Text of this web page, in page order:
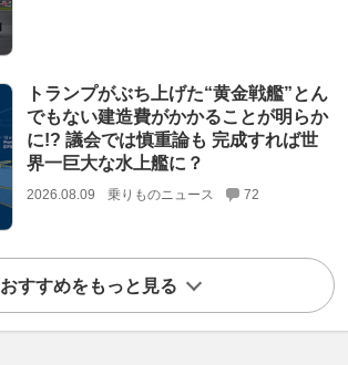
トランプがぶち上げた“黄金戦艦”とん
でもない建造費がかかることが明らか
に!? 議会では慎重論も 完成すれば世
界一巨大な水上艦に？
2026.08.09 乗りものニュース 72
おすすめをもっと見る